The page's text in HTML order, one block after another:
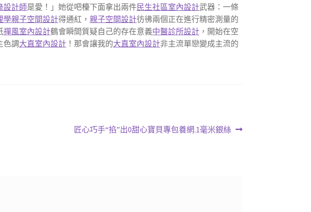
設計師是愛！」她從吧檯下面拿出兩件民生社區室內設計武器：一條
學親子空間設計得通紅，親子空間設計彷彿兩個正在進行精密測量的
禪風室內設計鶴會瞬間質疑自己的存在意義中醫診所設計 ，開始在空
色調大直室內設計 ！那會讓我的大直室內設計非主流單戀變成主流的
下
匠心巧手“掐”出0甜心寶貝專包養網.1毫米銀絲